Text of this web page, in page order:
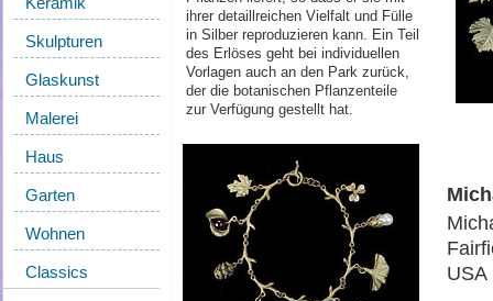
Skulpturen
Glaskunst
Malerei
Haus
Garten
Wohnen
Classics
ihrer detaillreichen Vielfalt und Fülle
in Silber reproduzieren kann. Ein Teil
des Erlöses geht bei individuellen
Vorlagen auch an den Park zurück,
der die botanischen Pflanzenteile
zur Verfügung gestellt hat.
USA